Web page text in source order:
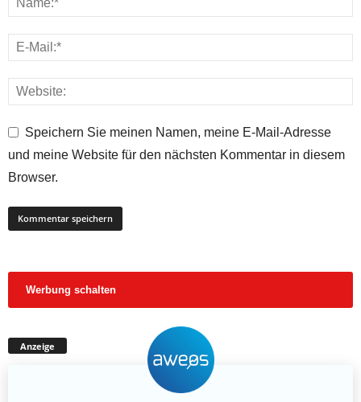
Speichern Sie meinen Namen, meine E-Mail-Adresse
und meine Website für den nächsten Kommentar in diesem
Browser.
Werbung schalten
Anzeige